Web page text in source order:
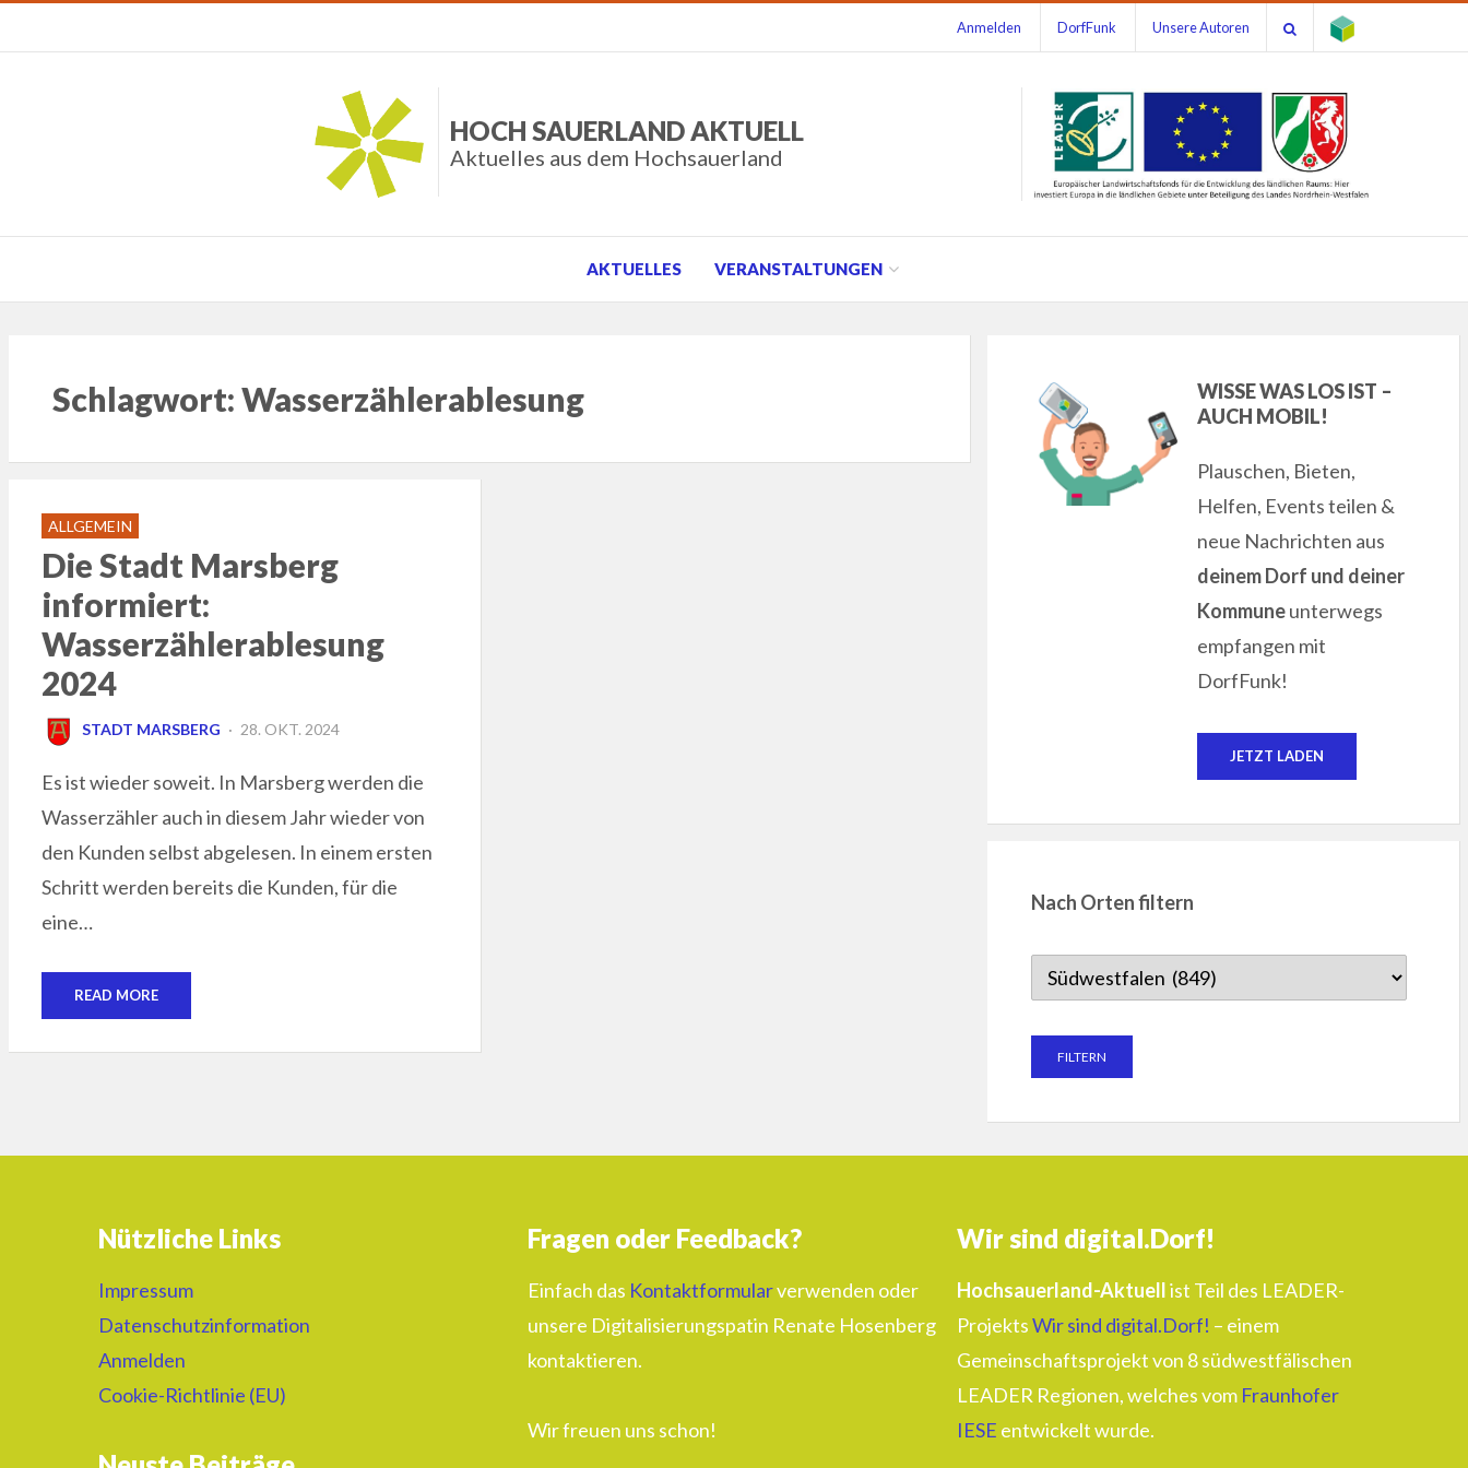
Anmelden DorfFunk Unsere Autoren
HOCH SAUERLAND AKTUELL
Aktuelles aus dem Hochsauerland
AKTUELLES VERANSTALTUNGEN
Schlagwort:Wasserzählerablesung
ALLGEMEIN
Die Stadt Marsberg
informiert:
Wasserzählerablesung
2024
STADT MARSBERG
POSTED
28. OKT. 2024
Es ist wieder soweit. In Marsberg werden die
Wasserzähler auch in diesem Jahr wieder von
den Kunden selbst abgelesen. In einem ersten
Schritt werden bereits die Kunden, für die
eine…
READ MORE
WISSE WAS LOS IST –
AUCH MOBIL!
Plauschen, Bieten,
Helfen, Events teilen &
neue Nachrichten aus
deinem Dorf und deiner
Kommuneunterwegs
empfangen mit
DorfFunk!
JETZT LADEN
Nach Orten filtern
Nützliche Links
Impressum
Datenschutzinformation
Anmelden
Cookie-Richtlinie (EU)
Fragen oder Feedback?
Einfach das Kontaktformularverwenden oder
unsere Digitalisierungspatin Renate Hosenberg
kontaktieren.
Wir freuen uns schon!
Wir sind digital.Dorf!
Hochsauerland-Aktuellist Teil des LEADER-
ProjektsWir sind digital.Dorf! – einem
Gemeinschaftsprojekt von 8 südwestfälischen
LEADER Regionen, welches vom Fraunhofer
IESE entwickelt wurde.